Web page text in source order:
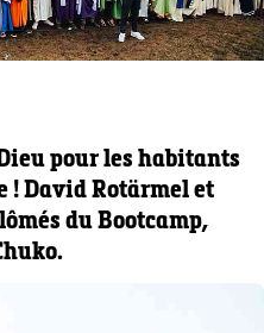
pour les habitants
! David Rotärmel et
du Bootcamp,